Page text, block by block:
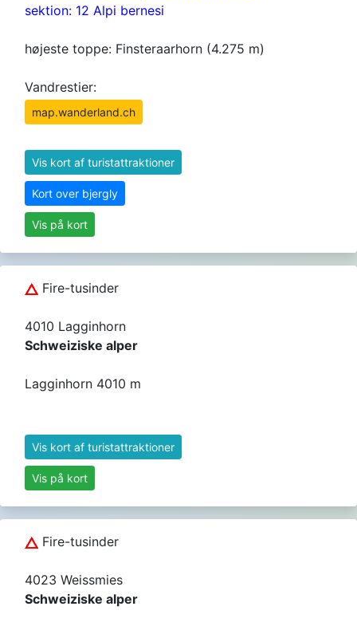
sektion: 12 Alpi bernesi
højeste toppe: Finsteraarhorn (4.275 m)
Vandrestier:
map.wanderland.ch
Vis kort af turistattraktioner
Kort over bjergly
Vis på kort
Fire-tusinder
4010 Lagginhorn
Schweiziske alper
Lagginhorn 4010 m
Vis kort af turistattraktioner
Vis på kort
Fire-tusinder
4023 Weissmies
Schweiziske alper